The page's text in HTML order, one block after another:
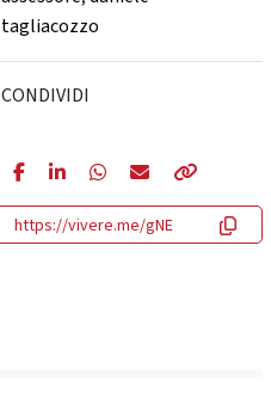
tagliacozzo
CONDIVIDI
https://vivere.me/gNE